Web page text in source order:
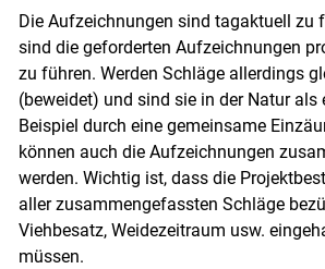
Die Aufzeichnungen sind tagaktuell zu
sind die geforderten Aufzeichnungen
zu führen. Werden Schläge allerdings
(beweidet) und sind sie in der Natur als
Beispiel durch eine gemeinsame
können auch die Aufzeichnungen
werden. Wichtig ist, dass die
aller zusammengefassten Schläge
Viehbesatz, Weidezeitraum usw.
müssen.